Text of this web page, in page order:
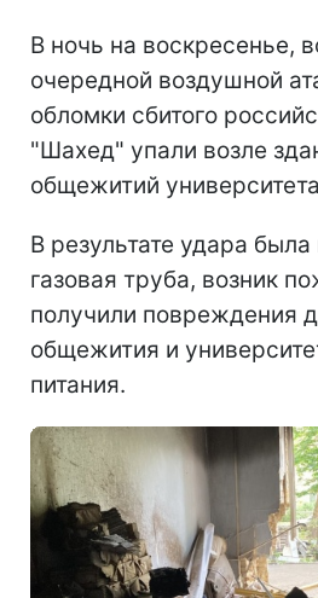
В ночь на воскресенье,
очередной воздушной
обломки сбитого
"Шахед" упали возле
общежитий
В результате удара
газовая труба, возник
получили повреждения
общежития и
питания.